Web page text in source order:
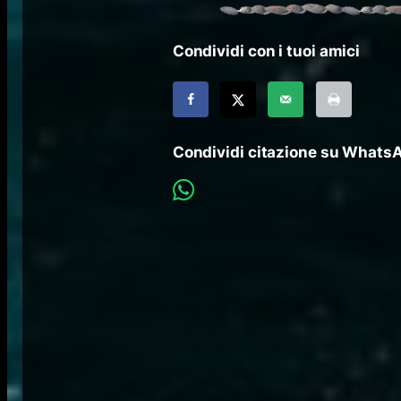
Condividi con i tuoi amici
Condividi citazione su